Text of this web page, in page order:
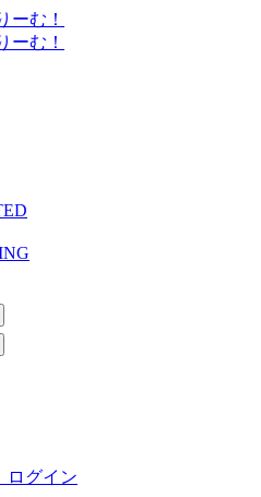
ログイン